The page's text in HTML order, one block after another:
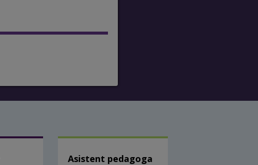
Asistent pedagoga